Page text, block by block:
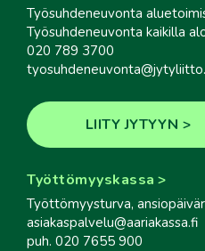
Työsuhdeneuvonta
Työsuhdeneuvonta kaikilla
020 789 3700
LIITY JYTYYN
Työttömyyskassa
Työttömyysturva,
asiakaspalvelu@aariakassa.fi
puh. 020 7655 900